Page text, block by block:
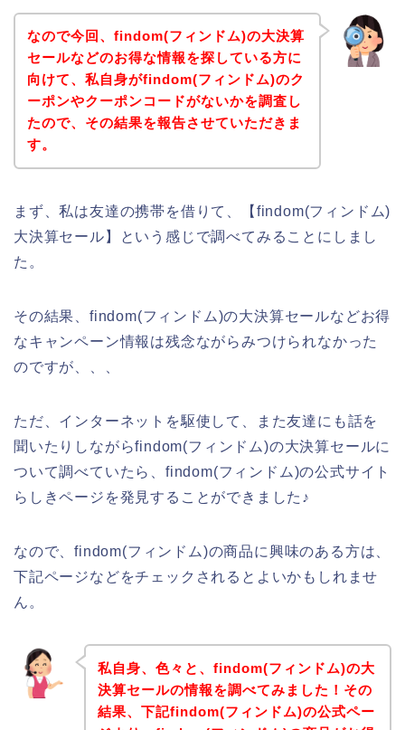
なので今回、findom(フィンドム)の大決算
セールなどのお得な情報を探している方に
向けて、私自身がfindom(フィンドム)のク
ーポンやクーポンコードがないかを調査し
たので、その結果を報告させていただきま
す。
まず、私は友達の携帯を借りて、【findom(フィンドム)
大決算セール】という感じで調べてみることにしまし
た。
その結果、findom(フィンドム)の大決算セールなどお得
なキャンペーン情報は残念ながらみつけられなかった
のですが、、、
ただ、インターネットを駆使して、また友達にも話を
聞いたりしながらfindom(フィンドム)の大決算セールに
ついて調べていたら、findom(フィンドム)の公式サイト
らしきページを発見することができました♪
なので、findom(フィンドム)の商品に興味のある方は、
下記ページなどをチェックされるとよいかもしれませ
ん。
私自身、色々と、findom(フィンドム)の大
決算セールの情報を調べてみました！その
結果、下記findom(フィンドム)の公式ペー